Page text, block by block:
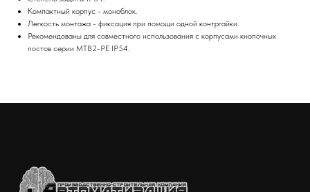
Компактный корпус - моноблок.
Легкость монтажа - фиксация при помощи одной контргайки.
Рекомендованы для совместного использования с корпусами кнопочных
постов серии MTB2-PE IP54.